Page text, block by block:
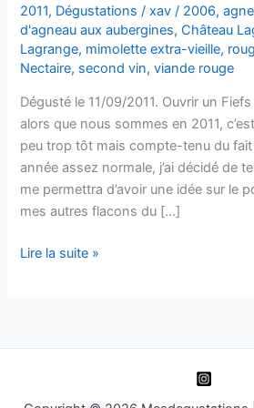
2011, Dégustations /xav/ 2006,
d'agneau aux aubergines,Château
Lagrange, mimolette extra-vieille,
Nectaire, second vin,viande rouge
Dégusté le 11/09/2011. Ouvrir un
alors que nous sommes en 2011,
peu trop tôt mais compte-tenu du fait
année assez normale, j’ai décidé de
me permettra d’avoir une idée sur le
mes autres flacons du […]
Saint-
Lire la suite »